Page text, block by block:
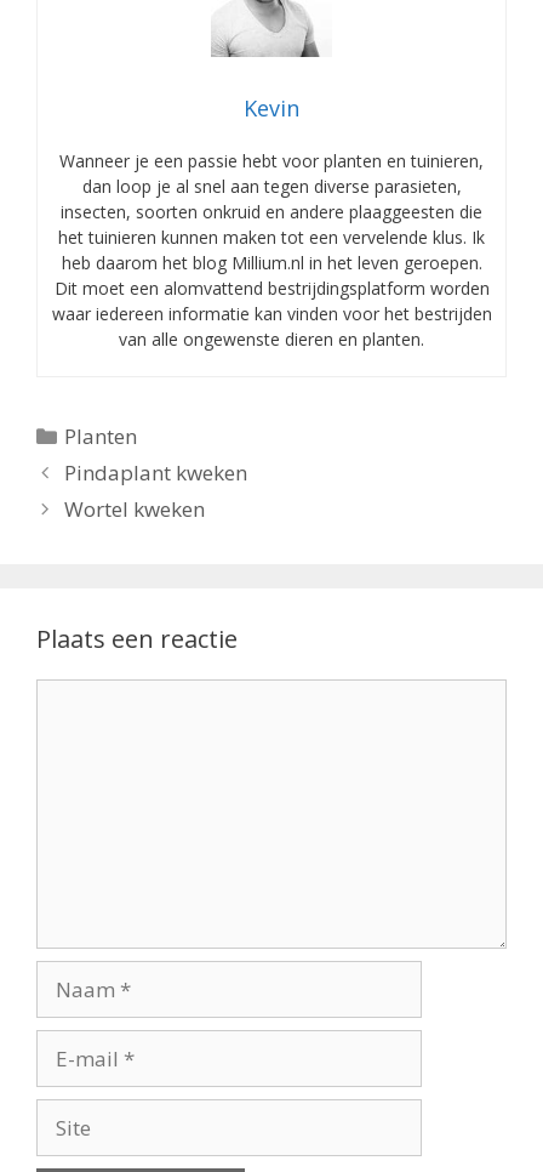
Kevin
Wanneer je een passie hebt voor planten en tuinieren,
dan loop je al snel aan tegen diverse parasieten,
insecten, soorten onkruid en andere plaaggeesten die
het tuinieren kunnen maken tot een vervelende klus. Ik
heb daarom het blog Millium.nl in het leven geroepen.
Dit moet een alomvattend bestrijdingsplatform worden
waar iedereen informatie kan vinden voor het bestrijden
van alle ongewenste dieren en planten.
Categorieën
Planten
Pindaplant kweken
Wortel kweken
Plaats een reactie
mail